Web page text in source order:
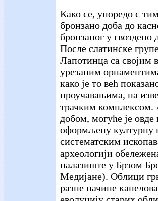
Како се, упоредо с
бронзано доба до
бронзаног у гвоздено
После слатинске
Лапотинца са својим
урезаним
како је то већ
проучавањима, на
трачким комплексом.
добом, могуће је овде
оформљену културну
систематским
археологији
налазиште у Брзом
Медијане). Облици
разне начине